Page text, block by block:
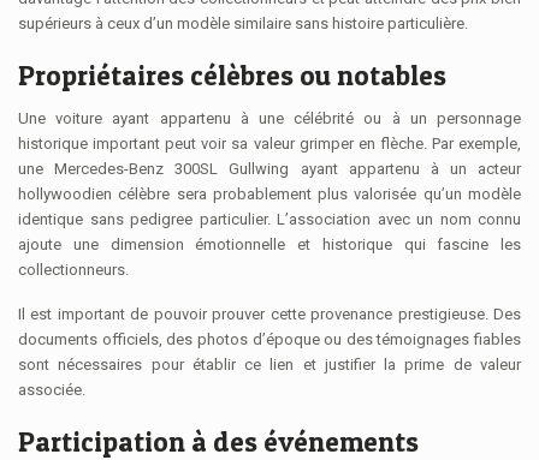
supérieurs à ceux d’un modèle similaire sans histoire particulière.
Propriétaires célèbres ou notables
Une voiture ayant appartenu à une célébrité ou à un personnage
historique important peut voir sa valeur grimper en flèche. Par exemple,
une Mercedes-Benz 300SL Gullwing ayant appartenu à un acteur
hollywoodien célèbre sera probablement plus valorisée qu’un modèle
identique sans pedigree particulier. L’association avec un nom connu
ajoute une dimension émotionnelle et historique qui fascine les
collectionneurs.
Il est important de pouvoir prouver cette provenance prestigieuse. Des
documents officiels, des photos d’époque ou des témoignages fiables
sont nécessaires pour établir ce lien et justifier la prime de valeur
associée.
Participation à des événements